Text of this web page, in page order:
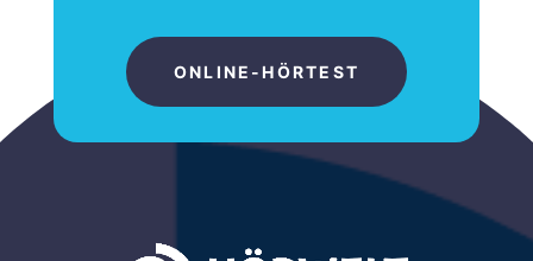
ONLINE-HÖRTEST